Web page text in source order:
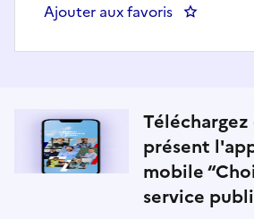
Ajouter aux favoris : AGENT
Téléchargez
présent
mobile
service